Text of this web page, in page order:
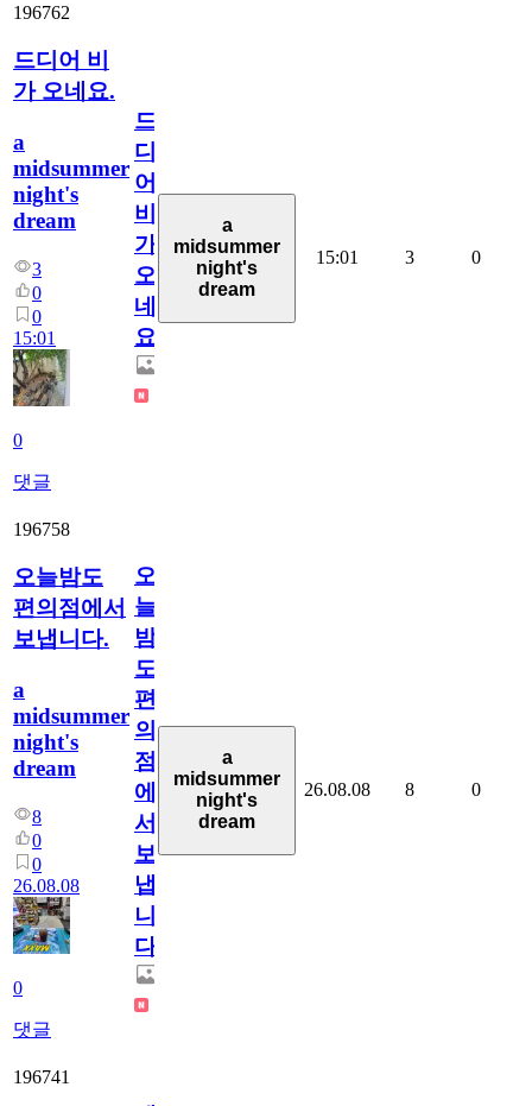
196762
드디어 비
가 오네요.
a
midsummer
night's
dream
3
0
0
15:01
0
댓글
드
디
어
비
가
오
네
요.
a
midsummer
night's
dream
15:01 3 0
196758
오늘밤도
편의점에서
보냅니다.
a
midsummer
night's
dream
8
0
0
26.08.08
0
댓글
오
늘
밤
도
편
의
점
에
서
보
냅
니
다.
a
midsummer
night's
dream
26.08.08 8 0
196741